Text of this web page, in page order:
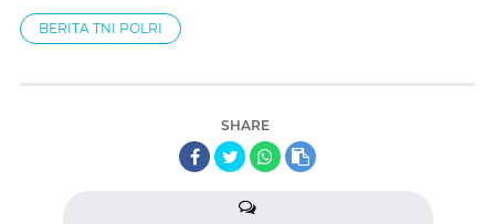
BERITA TNI POLRI
SHARE